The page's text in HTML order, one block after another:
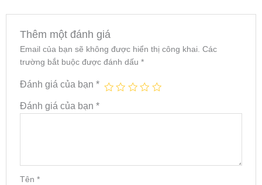
Thêm một đánh giá
Email của bạn sẽ không được hiển thị công khai. Các
trường bắt buộc được đánh dấu *
Đánh giá của bạn *
Đánh giá của bạn *
Tên *